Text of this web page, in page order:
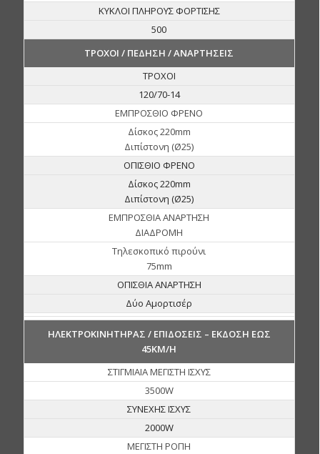
ΚΥΚΛΟΙ ΠΛΗΡΟΥΣ ΦΟΡΤΙΣΗΣ
500
ΤΡΟΧΟΙ / ΠΕΔΗΣΗ / ΑΝΑΡΤΗΣΕΙΣ
ΤΡΟΧΟΙ
120/70-14
ΕΜΠΡΟΣΘΙΟ ΦΡΕΝΟ
Δίσκος 220mm
Διπίστονη (Ø25)
ΟΠΙΣΘΙΟ ΦΡΕΝΟ
Δίσκος 220mm
Διπίστονη (Ø25)
ΕΜΠΡΟΣΘΙΑ ΑΝΑΡΤΗΣΗ
ΔΙΑΔΡΟΜΗ
Τηλεσκοπικό πιρούνι
75mm
ΟΠΙΣΘΙΑ ΑΝΑΡΤΗΣΗ
Δύο Αμορτισέρ
ΗΛΕΚΤΡΟΚΙΝΗΤΗΡΑΣ / ΕΠΙΔΟΣΕΙΣ – ΕΚΔΟΣΗ ΕΩΣ
45KM/H
ΣΤΙΓΜΙΑΙΑ ΜΕΓΙΣΤΗ ΙΣΧΥΣ
3500W
ΣΥΝΕΧΗΣ ΙΣΧΥΣ
2000W
ΜΕΓΙΣΤΗ ΡΟΠΗ